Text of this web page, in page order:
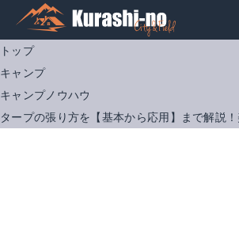
トップ
キャンプ
キャンプノウハウ
タープの張り方を【基本から応用】まで解説